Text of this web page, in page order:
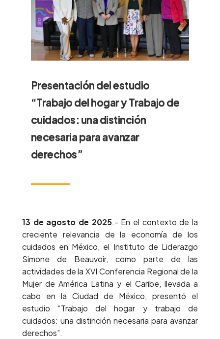
Presentación del estudio
“Trabajo del hogar y Trabajo de
cuidados: una distinción
necesaria para avanzar
derechos”
13 de agosto de 2025.- En el contexto de la
creciente relevancia de la economía de los
cuidados en México, el Instituto de Liderazgo
Simone de Beauvoir, como parte de las
actividades de la XVI Conferencia Regional de la
Mujer de América Latina y el Caribe, llevada a
cabo en la Ciudad de México, presentó el
estudio “Trabajo del hogar y trabajo de
cuidados: una distinción necesaria para avanzar
derechos”.